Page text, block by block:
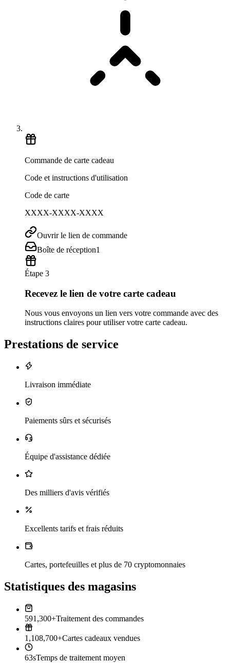
Commande de carte cadeau
Code et instructions d'utilisation
Code de carte
XXXX-XXXX-XXXX
Ouvrir le lien de commande
Boîte de réception1
Étape 3
Recevez le lien de votre carte cadeau
Nous vous envoyons un lien vers votre commande avec des
instructions claires pour utiliser votre carte cadeau.
Prestations de service
Livraison immédiate
Paiements sûrs et sécurisés
Équipe d'assistance dédiée
Des milliers d'avis vérifiés
Excellents tarifs et frais réduits
Cartes, portefeuilles et plus de 70 cryptomonnaies
Statistiques des magasins
591,300+Traitement des commandes
1,108,700+Cartes cadeaux vendues
63sTemps de traitement moyen